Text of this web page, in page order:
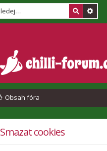
Obsah fóra
Smazat cookies